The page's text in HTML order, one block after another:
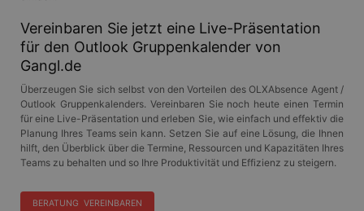
Vereinbaren Sie jetzt eine Live-Präsentation
für den Outlook Gruppenkalender von
Gangl.de
Überzeugen Sie sich selbst von den Vorteilen des OLXAbsence Agent /
Outlook Gruppenkalenders. Vereinbaren Sie noch heute einen Termin
für eine Live-Präsentation und erleben Sie, wie einfach und effektiv die
Planung Ihres Teams sein kann. Setzen Sie auf eine Lösung, die Ihnen
hilft, den Überblick über die Termine, Ressourcen und Kapazitäten Ihres
Teams zu behalten und so Ihre Produktivität und Effizienz zu steigern.
BERATUNG VEREINBAREN